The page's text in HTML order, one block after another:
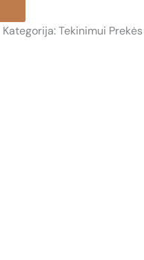
Kategorija:Tekinimui